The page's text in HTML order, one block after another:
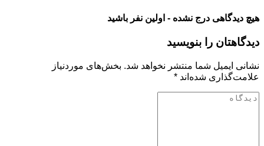
هیچ دیدگاهی درج نشده - اولین نفر باشید
دیدگاهتان را بنویسید
نشانی ایمیل شما منتشر نخواهد شد. بخش‌های موردنیاز
علامت‌گذاری شده‌اند *